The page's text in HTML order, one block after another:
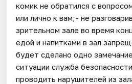
комик не обратился с
или лично к вам;- не
зрительном зале во время
едой и напитками в зал
будет сделано одно
ситуации служба
проводить нарушителей из